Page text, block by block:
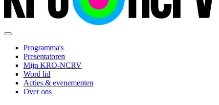
Programma's
Presentatoren
Mijn KRO-NCRV
Word lid
Acties & evenementen
Over ons